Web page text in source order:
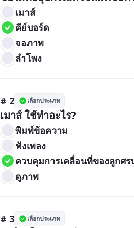
เมาส์
คีย์บอร์ด
จอภาพ
ลำโพง
# 2 เลือกประเภท
เมาส์ ใช้ทำอะไร?
พิมพ์ข้อความ
ฟังเพลง
ควบคุมการเคลื่อนที่ของลูกศร
ดูภาพ
# 3 เลือกประเภท